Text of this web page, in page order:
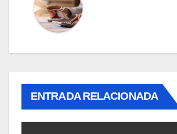
ENTRADA RELACIONADA